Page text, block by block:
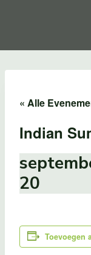
« Alle
Indian
20
Toevoegen